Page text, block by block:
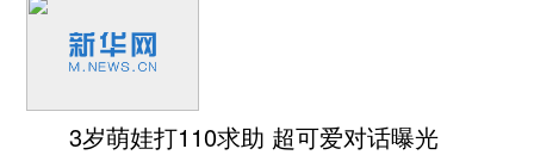
3岁萌娃打110求助 超可爱对话曝光